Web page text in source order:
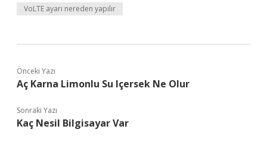
VoLTE ayarı nereden yapılır
Önceki Yazı
Aç Karna Limonlu Su Içersek Ne Olur
Sonraki Yazı
Kaç Nesil Bilgisayar Var